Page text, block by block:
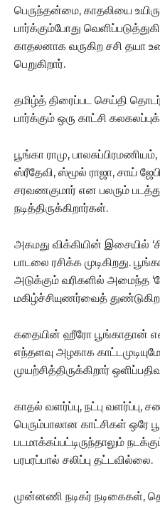
பெருந்தன்மை, காதலியை
பார்க்கும்போது
காதலனாக வருகிற சசி தயா
பெறுகிறார்.
தமிழ்த் திரைப்பட செய்தி
பார்க்கும் ஒரு காட்சி
பூங்கா ராமு,
ஸ்ரீதேவி, ஸ்மூல் ராஜா, சாய்
சரவணகுமார் என பலரும்
நடித்திருக்கிறார்கள்.
அகமது விக்கியின் இசையில்
பாடலை ரசிக்க முடிகிறது.
அடுக்கும் வரிகளில் அமைந்த
மகிழ்ச்சியுணர்வைத்
கதையின் ஹீரோ பூங்காதான்
எந்தளவு அழகாக
முயற்சித்திருக்கிறார்
காதல் வளர்ப்பு, நட்பு
பெரும்பாலான காட்சிகள் ஒரே
படமாக்கப்பட்டிருந்தாலும்
பரபரப்பால் சலிப்பு தட்டவில்லை.
முன்னணி நடிகர் நடிகைகள்,